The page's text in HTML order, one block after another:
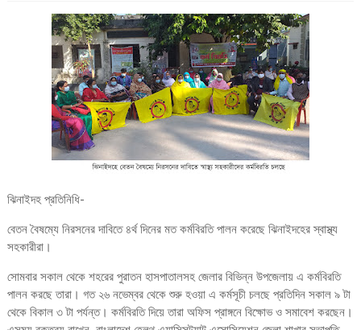
ঝিনাইদহ প্রতিনিধি-
বেতন বৈষম্যে নিরসনের দাবিতে ৪র্থ দিনের মত কর্মবিরতি পালন করেছে ঝিনাইদহের স্বাস্থ্য
সহকারীরা।
সোমবার সকাল থেকে শহরের পুরাতন হাসপাতালসহ জেলার বিভিন্ন উপজেলায় এ কর্মবিরতি
পালন করছে তারা। গত ২৬ নভেম্বর থেকে শুরু হওয়া এ কর্মসূচী চলছে প্রতিদিন সকাল ৯ টা
থেকে বিকাল ৩ টা পর্যন্ত। কর্মবিরতি দিয়ে তারা অফিস প্রাঙ্গনে বিক্ষোভ ও সমাবেশ করছেন।